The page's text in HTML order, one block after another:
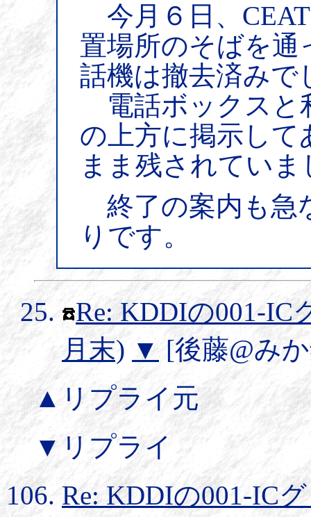
今月６日、
置場所のそばを通
話機は撤去済みで
電話ボックスと
の上方に掲示し
まま残されてい
終了の案内も急
りです。
Re: KDDIの001-IC
月末) ▼ [後藤@み
▲リプライ元
▼リプライ
Re: KDDIの001-IC